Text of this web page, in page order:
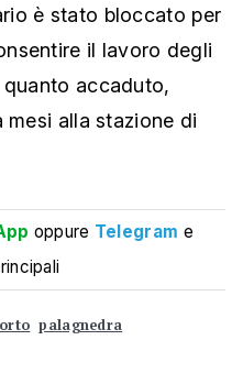
è stato bloccato per
il lavoro degli
accaduto,
alla stazione di
oppure Telegram e
palagnedra